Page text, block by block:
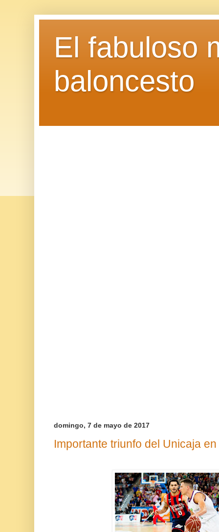
El fabuloso
baloncesto
domingo, 7 de mayo de 2017
Importante triunfo del Unicaja